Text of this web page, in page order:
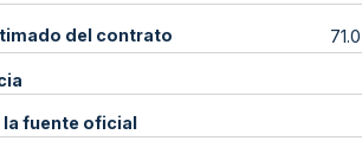
del contrato
la fuente oficial